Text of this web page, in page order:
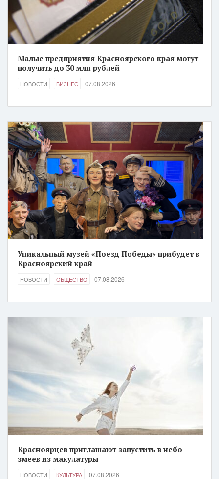
Малые предприятия Красноярского края могут
получить до 30 млн рублей
НОВОСТИ БИЗНЕС 07.08.2026
Уникальный музей «Поезд Победы» прибудет в
Красноярский край
НОВОСТИ ОБЩЕСТВО 07.08.2026
Красноярцев приглашают запустить в небо
змеев из макулатуры
НОВОСТИ КУЛЬТУРА 07.08.2026